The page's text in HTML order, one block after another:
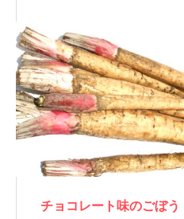
チョコレート味のごぼう